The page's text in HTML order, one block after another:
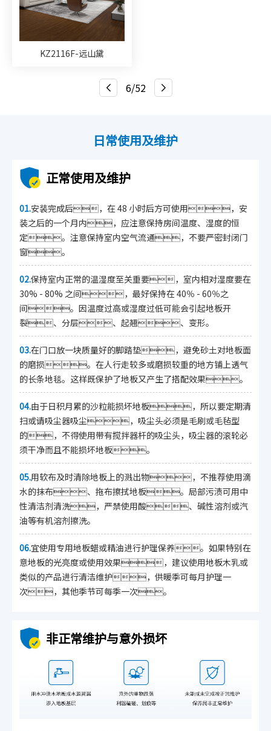
KZ2116F-远山黛
6/52
日常使用及维护
正常使用及维护
01.安装完成后，在 48 小时后方可使用，安
装之后的一个月内，应注意保持房间温度、湿度的恒
定。注意保持室内空气流通，不要严密封闭门
窗。
02.保持室内正常的温湿度至关重要，室内相对湿度要在
30% - 80% 之间，最好保持在 40％ - 60％之
间。因温度过高或湿度过低可能会引起地板开
裂、分层、起翘、变形。
03.在门口放一块质量好的脚踏垫，避免砂土对地板面
的磨损。在人行走较多或磨损较重的地方铺上透气
的长条地毯。这样既保护了地板又产生了搭配效果。
04.由于日积月累的沙粒能损坏地板，所以要定期清
扫或请吸尘器吸尘，吸尘头必须是毛刷或毛毡型
的，不得使用带有搅拌器杆的吸尘头，吸尘器的滚轮必
须干净而且不能损坏地板。
05.用软布及时清除地板上的溅出物，不推荐使用滴
水的抹布、拖布擦拭地板。局部污渍可用中
性清洁剂清洗，严禁使用酸、碱性溶剂或汽
油等有机溶剂擦洗。
06.宜使用专用地板蜡或精油进行护理保养。如果特别在
意地板的光亮度或使用效果，建议使用地板木乳或
类似的产品进行清洁维护，供暖季可每月护理一
次，其他季节可每季一次。
非正常维护与意外损坏